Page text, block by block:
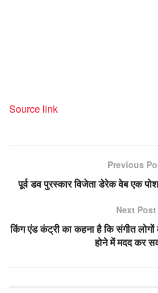
Source link
Previous
पूर्व डव पुरस्कार विजेता डेरेक वेब एक
Next Post
किंग एंड कंट्री का कहना है कि संगीत
होने में मदद कर